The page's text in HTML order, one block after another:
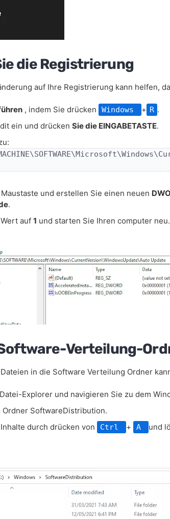
die Registrierung
auf Ihre Registrierung kann helfen,
, indem Sie drücken Windows + R .
ein und drücken Sie die EINGABETASTE.
und erstellen Sie einen neuen
.
auf 1 und starten Sie Ihren computer neu.
Verteilung-
in die Software Verteilung Ordner
Explorer und navigieren Sie zu dem
Ordner SoftwareDistribution.
durch drücken von
Ctrl + A und